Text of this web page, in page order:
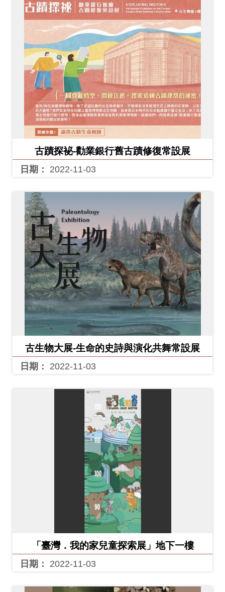
Tiế
Việ
t
古蹟探袐-勸業銀行舊古蹟修復常設展
日期： 2022-11-03
古生物大展-生命的史詩與演化共舞常設展
日期： 2022-11-03
「臺灣．我的家兒童探索展」地下一樓
日期： 2022-11-03